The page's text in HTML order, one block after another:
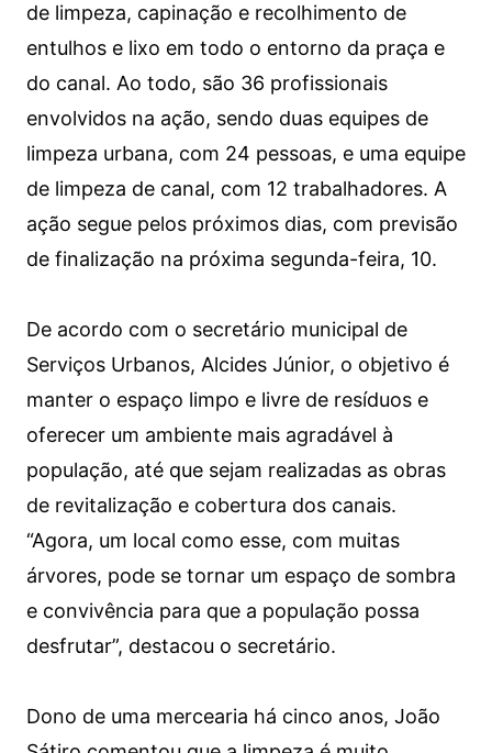
de limpeza, capinação e recolhimento de
entulhos e lixo em todo o entorno da praça e
do canal. Ao todo, são 36 profissionais
envolvidos na ação, sendo duas equipes de
limpeza urbana, com 24 pessoas, e uma equipe
de limpeza de canal, com 12 trabalhadores. A
ação segue pelos próximos dias, com previsão
de finalização na próxima segunda-feira, 10.
De acordo com o secretário municipal de
Serviços Urbanos, Alcides Júnior, o objetivo é
manter o espaço limpo e livre de resíduos e
oferecer um ambiente mais agradável à
população, até que sejam realizadas as obras
de revitalização e cobertura dos canais.
“Agora, um local como esse, com muitas
árvores, pode se tornar um espaço de sombra
e convivência para que a população possa
desfrutar”, destacou o secretário.
Dono de uma mercearia há cinco anos, João